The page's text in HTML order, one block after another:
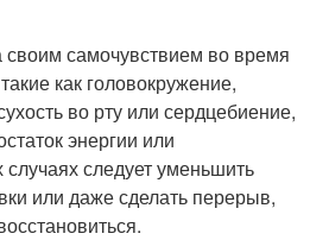
своим самочувствием во время
как головокружение,
во рту или сердцебиение,
энергии или
следует уменьшить
или даже сделать перерыв,